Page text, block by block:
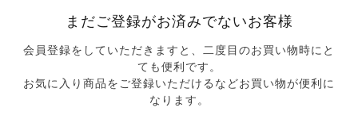
まだご登録がお済みでないお客様
会員登録をしていただきますと、二度目のお買い物時にと
ても便利です。
お気に入り商品をご登録いただけるなどお買い物が便利に
なります。